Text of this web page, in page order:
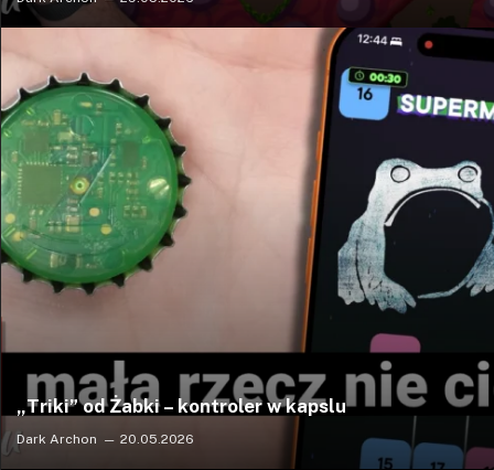
„Triki” od Żabki – kontroler w kapslu
Dark Archon 20.05.2026